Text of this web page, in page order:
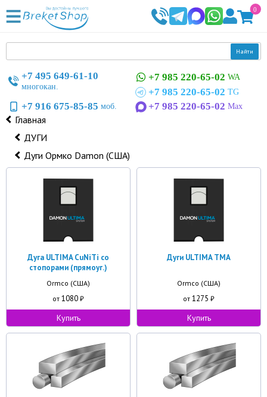
0
Найти
+7 495 649-61-10
многокан.
+7 916 675-85-85 моб.
+7 985 220-65-02 WA
+7 985 220-65-02 TG
+7 985 220-65-02 Max
Главная
ДУГИ
Дуги Ормко Damon (США)
Дуга ULTIMA CuNiTi со
стопорами (прямоуг.)
Ormco (США)
от 1080 ₽
Купить
Дуги ULTIMA TMA
Ormco (США)
от 1275 ₽
Купить